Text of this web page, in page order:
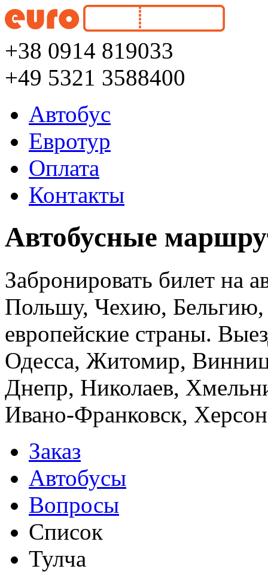
+38 0914 819033
+49 5321 3588400
Автобус
Евротур
Оплата
Контакты
Автобусные
Забронировать билет на
Польшу, Чехию,
европейские страны.
Одесса, Житомир,
Днепр, Николаев,
Ивано-Франковск,
Заказ
Автобусы
Вопросы
Список
Тулча